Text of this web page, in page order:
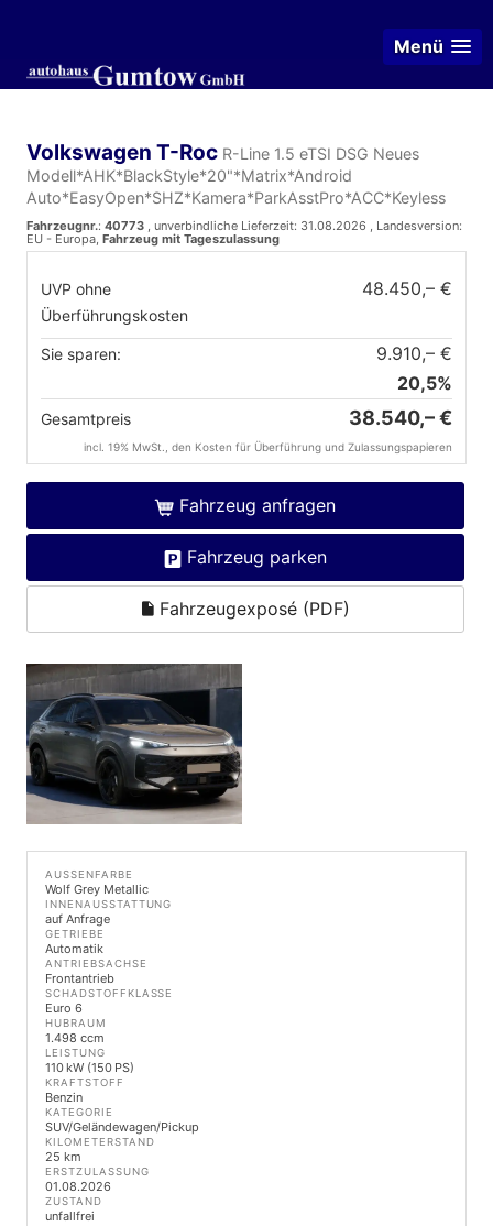
Menü
Volkswagen T-Roc R-Line 1.5 eTSI DSG Neues
Modell*AHK*BlackStyle*20"*Matrix*Android
Auto*EasyOpen*SHZ*Kamera*ParkAsstPro*ACC*Keyless
Fahrzeugnr.: 40773 , unverbindliche Lieferzeit: 31.08.2026 , Landesversion:
EU - Europa, Fahrzeug mit Tageszulassung
UVP ohne
Überführungskosten
48.450,– €
Sie sparen:
9.910,– €
20,5%
Gesamtpreis 38.540,– €
incl. 19% MwSt., den Kosten für Überführung und Zulassungspapieren
Fahrzeug anfragen
Fahrzeug parken
Fahrzeugexposé (PDF)
AUSSENFARBE
Wolf Grey Metallic
INNENAUSSTATTUNG
auf Anfrage
GETRIEBE
Automatik
ANTRIEBSACHSE
Frontantrieb
SCHADSTOFFKLASSE
Euro 6
HUBRAUM
1.498 ccm
LEISTUNG
110 kW (150 PS)
KRAFTSTOFF
Benzin
KATEGORIE
SUV/Geländewagen/Pickup
KILOMETERSTAND
25 km
ERSTZULASSUNG
01.08.2026
ZUSTAND
unfallfrei